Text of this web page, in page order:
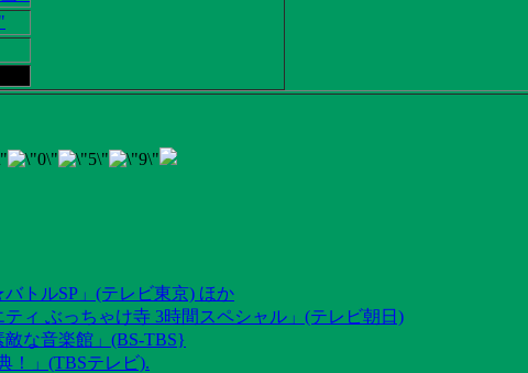
トルSP」(テレビ東京) ほか
ィ ぶっちゃけ寺 3時間スペシャル」(テレビ朝日)
な音楽館」(BS-TBS}
！」(TBSテレビ).